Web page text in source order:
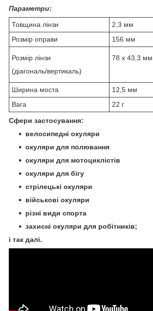
Параметри:
Товщина лінзи
2,3 мм
Розмір оправи
156 мм
Розмір лінзи
(діагональ/вертикаль)
78 x 43,3 мм
Ширина моста
12,5 мм
Вага
22 г
Сфери застосування:
велосипедні окуляри
окуляри для полювання
окуляри для мотоциклістів
окуляри для бігу
стрілецькі окуляри
військові окуляри
різні види спортa
захисні окуляри для робітників;
і так далі.